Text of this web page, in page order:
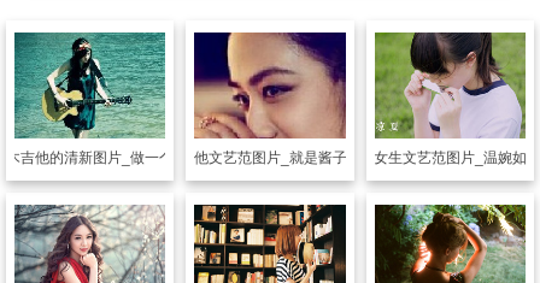
木吉他的清新图片_做一个文艺青年
另类其他文艺范图片_就是酱子的女生
另类其他 女生文艺范图片_温婉如